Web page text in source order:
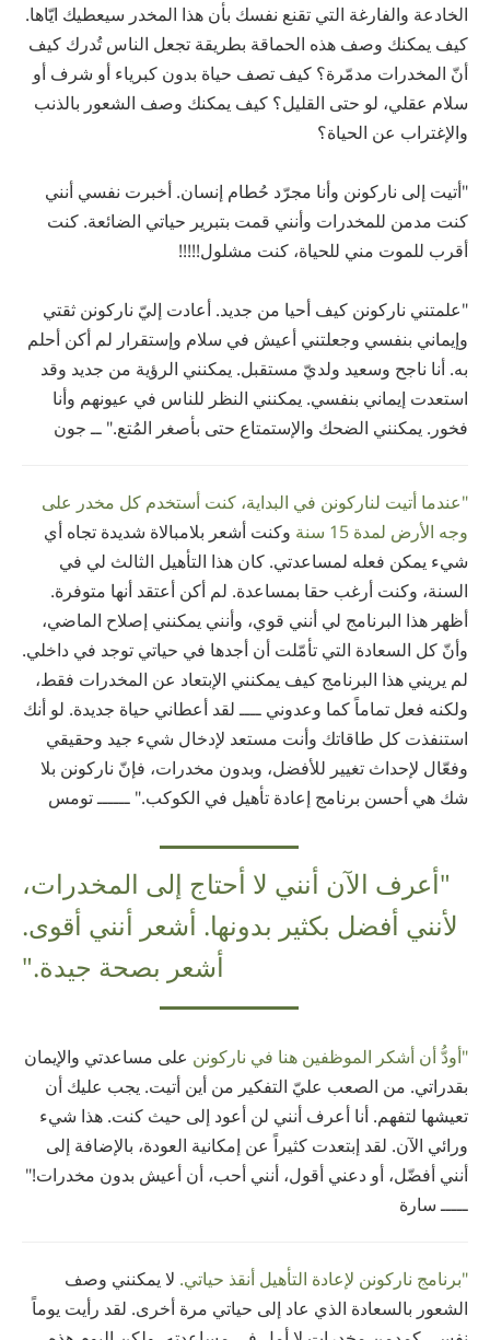
الخادعة والفارغة التي تقنع نفسك بأن هذا المخدر سيعطيك ايّاها.
كيف يمكنك وصف هذه الحماقة بطريقة تجعل الناس تُدرك كيف
أنّ المخدرات مدمّرة؟ كيف تصف حياة بدون كبرياء أو شرف أو
سلام عقلي، لو حتى القليل؟ كيف يمكنك وصف الشعور بالذنب
والإغتراب عن الحياة؟
"أتيت إلى ناركونن وأنا مجرّد حُطام إنسان. أخبرت نفسي أنني
كنت مدمن للمخدرات وأنني قمت بتبرير حياتي الضائعة. كنت
أقرب للموت مني للحياة، كنت مشلول!!!!!
"علمتني ناركونن كيف أحيا من جديد. أعادت إليّ ناركونن ثقتي
وإيماني بنفسي وجعلتني أعيش في سلام وإستقرار لم أكن أحلم
به. أنا ناجح وسعيد ولديّ مستقبل. يمكنني الرؤية من جديد وقد
استعدت إيماني بنفسي. يمكنني النظر للناس في عيونهم وأنا
فخور. يمكنني الضحك والإستمتاع حتى بأصغر المُتع." ــ جون
"عندما أتيت لناركونن في البداية، كنت أستخدم كل مخدر على
وجه الأرض لمدة 15 سنة
وكنت أشعر بلامبالاة شديدة تجاه أي
شيء يمكن فعله لمساعدتي. كان هذا التأهيل الثالث لي في
السنة، وكنت أرغب حقا بمساعدة. لم أكن أعتقد أنها متوفرة.
أظهر هذا البرنامج لي أنني قوي، وأنني يمكنني إصلاح الماضي،
وأنّ كل السعادة التي تأمّلت أن أجدها في حياتي توجد في داخلي.
لم يريني هذا البرنامج كيف يمكنني الإبتعاد عن المخدرات فقط،
ولكنه فعل تماماً كما وعدوني ــــ لقد أعطاني حياة جديدة. لو أنك
استنفذت كل طاقاتك وأنت مستعد لإدخال شيء جيد وحقيقي
وفعّال لإحداث تغيير للأفضل، وبدون مخدرات، فإنّ ناركونن بلا
شك هي أحسن برنامج إعادة تأهيل في الكوكب." ــــــ تومس
"أعرف الآن أنني لا أحتاج إلى المخدرات،
لأنني أفضل بكثير بدونها. أشعر أنني أقوى.
أشعر بصحة جيدة."
"أودُّ أن أشكر الموظفين هنا في ناركونن على مساعدتي والإيمان
بقدراتي. من الصعب عليّ التفكير من أين أتيت. يجب عليك أن
تعيشها لتفهم. أنا أعرف أنني لن أعود إلى حيث كنت. هذا شيء
ورائي الآن. لقد إبتعدت كثيراً عن إمكانية العودة، بالإضافة إلى
أنني أفضّل، أو دعني أقول، أنني أحب، أن أعيش بدون مخدرات!"
ـــــ سارة
"برنامج ناركونن لإعادة التأهيل أنقذ حياتي. لا يمكنني وصف
الشعور بالسعادة الذي عاد إلى حياتي مرة أخرى. لقد رأيت يوماً